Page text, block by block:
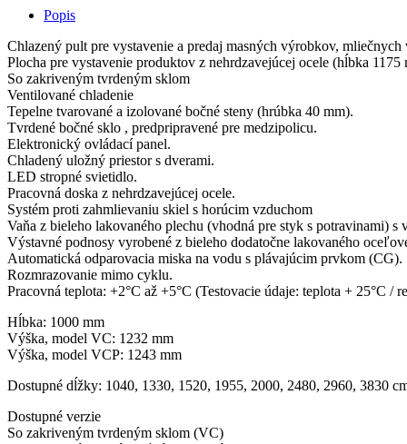
Popis
Chlazený pult pre vystavenie a predaj masných výrobkov, mliečnych
Plocha pre vystavenie produktov z nehrdzavejúcej ocele (hĺbka 1175
So zakriveným tvrdeným sklom
Ventilované chladenie
Tepelne tvarované a izolované bočné steny (hrúbka 40 mm).
Tvrdené bočné sklo , predpripravené pre medzipolicu.
Elektronický ovládací panel.
Chladený uložný priestor s dverami.
LED stropné svietidlo.
Pracovná doska z nehrdzavejúcej ocele.
Systém proti zahmlievaniu skiel s horúcim vzduchom
Vaňa z bieleho lakovaného plechu (vhodná pre styk s potravinami)
Výstavné podnosy vyrobené z bieleho dodatočne lakovaného
Automatická odparovacia miska na vodu s plávajúcim prvkom (CG).
Rozmrazovanie mimo cyklu.
Pracovná teplota: +2°C až +5°C (Testovacie údaje: teplota + 25°C /
Hĺbka: 1000 mm
Výška, model VC: 1232 mm
Výška, model VCP: 1243 mm
Dostupné dĺžky: 1040, 1330, 1520, 1955, 2000, 2480, 2960, 3830
Dostupné verzie
So zakriveným tvrdeným sklom (VC)